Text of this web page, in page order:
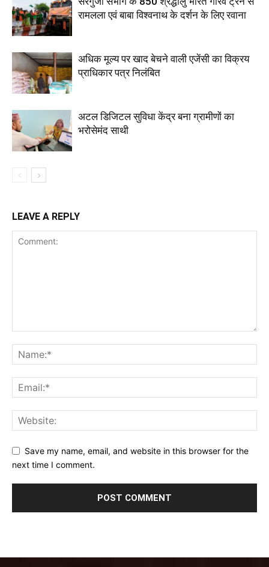
रामलला एवं बाबा विश्वनाथ के दर्शन के लिए रवाना
अधिक मूल्य पर खाद बेचने वाली एजेंसी का विक्रय
प्राधिकार पत्र निलंबित
अटल डिजिटल सुविधा केंद्र बना ग्रामीणों का
भरोसेमंद साथी
LEAVE A REPLY
Save my name, email, and website in this browser for the
next time I comment.